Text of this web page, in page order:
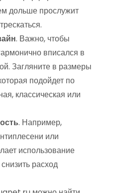
дольше прослужит
. Важно, чтобы
вписался в
Загляните в размеры
подойдет по
классическая или
. Например,
или
использование
расход